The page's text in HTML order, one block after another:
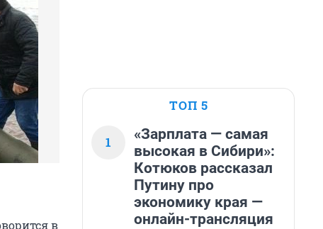
в
ТОП 5
1
«Зарплата — самая
высокая в Сибири»:
Котюков рассказал
Путину про
экономику края —
онлайн-трансляция